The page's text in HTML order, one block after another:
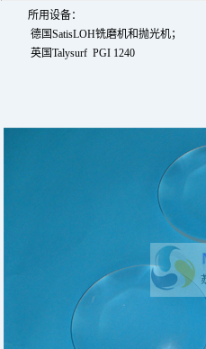
所用设备：
德国SatisLOH铣磨机和抛光机；
英国Talysurf PGI 1240